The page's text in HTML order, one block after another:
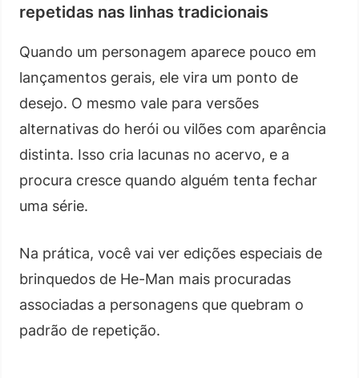
repetidas nas linhas tradicionais
Quando um personagem aparece pouco em
lançamentos gerais, ele vira um ponto de
desejo. O mesmo vale para versões
alternativas do herói ou vilões com aparência
distinta. Isso cria lacunas no acervo, e a
procura cresce quando alguém tenta fechar
uma série.
Na prática, você vai ver edições especiais de
brinquedos de He-Man mais procuradas
associadas a personagens que quebram o
padrão de repetição.